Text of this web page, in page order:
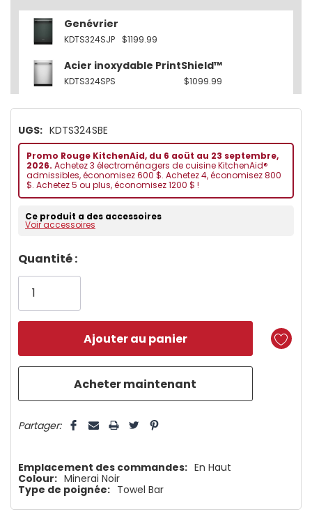
Genévrier
KDTS324SJP $1199.99
Acier inoxydable PrintShield™
KDTS324SPS $1099.99
UGS: KDTS324SBE
Promo Rouge KitchenAid, du 6 aoüt au 23 septembre,
2026. Achetez 3 électroménagers de cuisine KitchenAid®
admissibles, économisez 600 $. Achetez 4, économisez 800
$. Achetez 5 ou plus, économisez 1200 $ !
Ce produit a des accessoires
Voir accessoires
Dépêchez-
vous!
plus
Quantité :
Partager:
Emplacement des commandes: En Haut
Colour: Minerai Noir
Type de poignée: Towel Bar